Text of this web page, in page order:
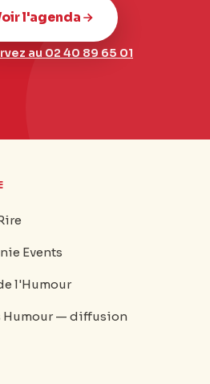
l'agenda
au 02 40 89 65 01
Events
l'Humour
Humour — diffusion